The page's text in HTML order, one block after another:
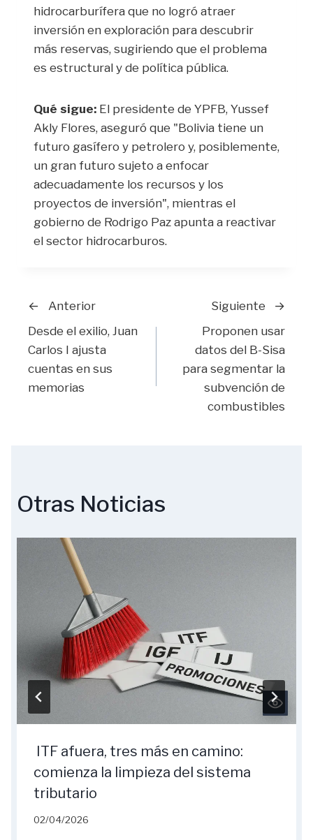
hidrocarburífera que no logró atraer
inversión en exploración para descubrir
más reservas, sugiriendo que el problema
es estructural y de política pública.
Qué sigue: El presidente de YPFB, Yussef
Akly Flores, aseguró que "Bolivia tiene un
futuro gasífero y petrolero y, posiblemente,
un gran futuro sujeto a enfocar
adecuadamente los recursos y los
proyectos de inversión", mientras el
gobierno de Rodrigo Paz apunta a reactivar
el sector hidrocarburos.
Navegación
de
entradas
Anterior
Desde el exilio, Juan
Carlos I ajusta
cuentas en sus
memorias
Siguiente
Proponen usar
datos del B-Sisa
para segmentar la
subvención de
combustibles
Otras Noticias
ITF afuera, tres más en camino:
comienza la limpieza del sistema
tributario
02/04/2026